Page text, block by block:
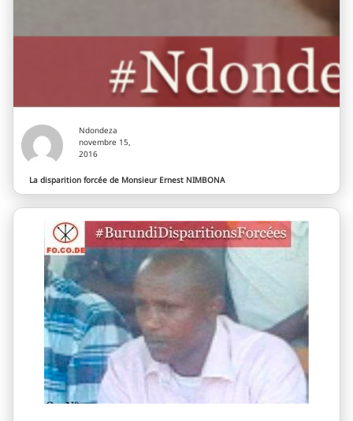
Ndondeza
novembre 15,
2016
La disparition forcée de Monsieur Ernest NIMBONA